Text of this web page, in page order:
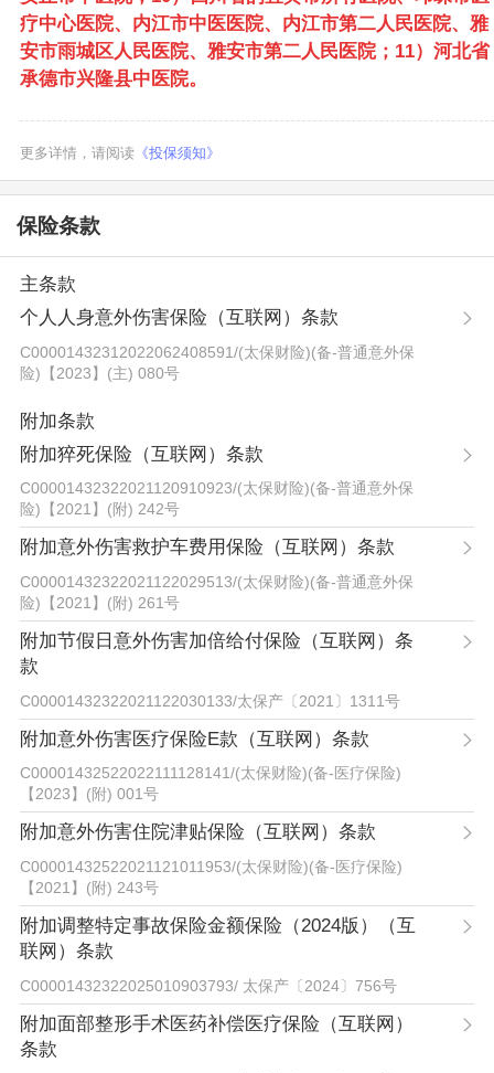
疗中心医院、内江市中医医院、内江市第二人民医院、雅
安市雨城区人民医院、雅安市第二人民医院；11）河北省
承德市兴隆县中医院。
更多详情，请阅读《投保须知》
保险条款
主条款
个人人身意外伤害保险（互联网）条款
C00001432312022062408591/(太保财险)(备-普通意外保
险)【2023】(主) 080号
附加条款
附加猝死保险（互联网）条款
C00001432322021120910923/(太保财险)(备-普通意外保
险)【2021】(附) 242号
附加意外伤害救护车费用保险（互联网）条款
C00001432322021122029513/(太保财险)(备-普通意外保
险)【2021】(附) 261号
附加节假日意外伤害加倍给付保险（互联网）条
款
C00001432322021122030133/太保产〔2021〕1311号
附加意外伤害医疗保险E款（互联网）条款
C00001432522022111128141/(太保财险)(备-医疗保险)
【2023】(附) 001号
附加意外伤害住院津贴保险（互联网）条款
C00001432522021121011953/(太保财险)(备-医疗保险)
【2021】(附) 243号
附加调整特定事故保险金额保险（2024版）（互
联网）条款
C00001432322025010903793/太保产〔2024〕756号
附加面部整形手术医药补偿医疗保险（互联网）
条款